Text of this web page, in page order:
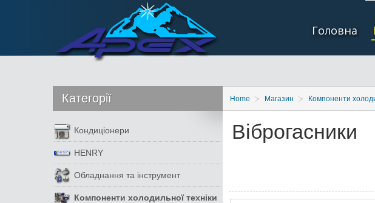
Головна
Home Магазин Компоненти
Віброгасники
Категорії
Кондиціонери
HENRY
Обладнання та інструмент
Компоненти холодильної техніки